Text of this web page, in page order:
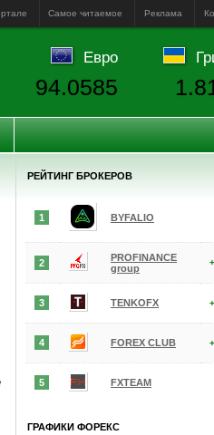
Самое читаемое Реклама
РЕЙТИНГ БРОКЕРОВ
1 BYFALIO
2
PROFINANCE
group
3 TENKOFX
4 FOREX CLUB
5 FXTEAM
ГРАФИКИ ФОРЕКС
Евро
94.0585